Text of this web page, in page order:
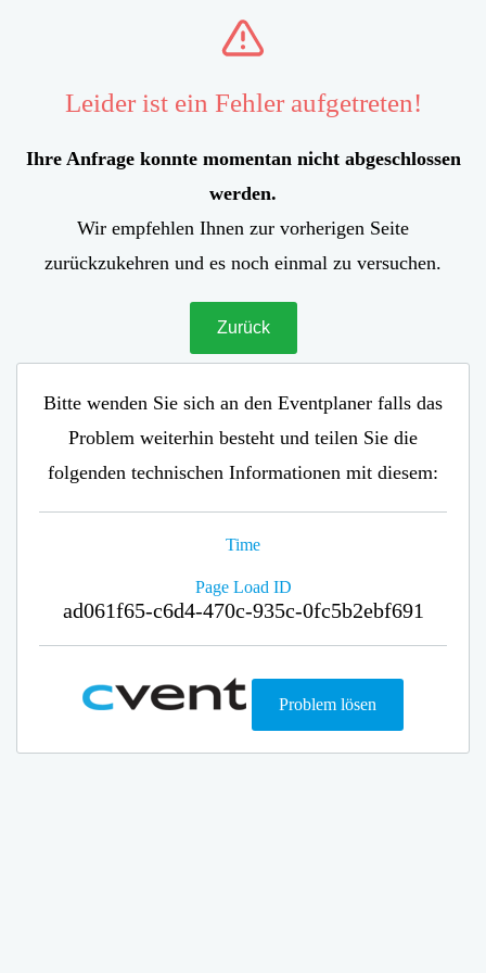
Leider ist ein Fehler aufgetreten!
Ihre Anfrage konnte momentan nicht abgeschlossen
werden.
Wir empfehlen Ihnen zur vorherigen Seite
zurückzukehren und es noch einmal zu versuchen.
Zurück
Bitte wenden Sie sich an den Eventplaner falls das
Problem weiterhin besteht und teilen Sie die
folgenden technischen Informationen mit diesem:
Time
Page Load ID
ad061f65-c6d4-470c-935c-0fc5b2ebf691
Problem lösen